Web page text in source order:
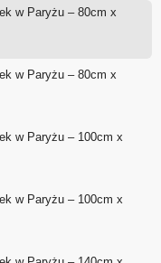
w Paryżu – 80cm x
w Paryżu – 80cm x
w Paryżu – 100cm x
w Paryżu – 100cm x